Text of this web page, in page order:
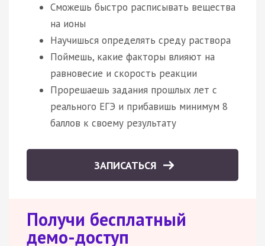
Сможешь быстро расписывать вещества
на ионы
Научишься определять среду раствора
Поймешь, какие факторы влияют на
равновесие и скорость реакции
Прорешаешь задания прошлых лет с
реального ЕГЭ и прибавишь минимум 8
баллов к своему результату
ЗАПИСАТЬСЯ
Получи бесплатный
демо-доступ